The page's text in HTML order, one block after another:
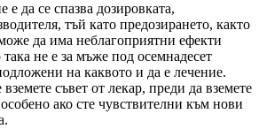
да се спазва дозировката,
тъй като предозирането, както
да има неблагоприятни ефекти
не е за мъже под осемнадесет
на каквото и да е лечение.
съвет от лекар, преди да вземете
ако сте чувствителни към нови